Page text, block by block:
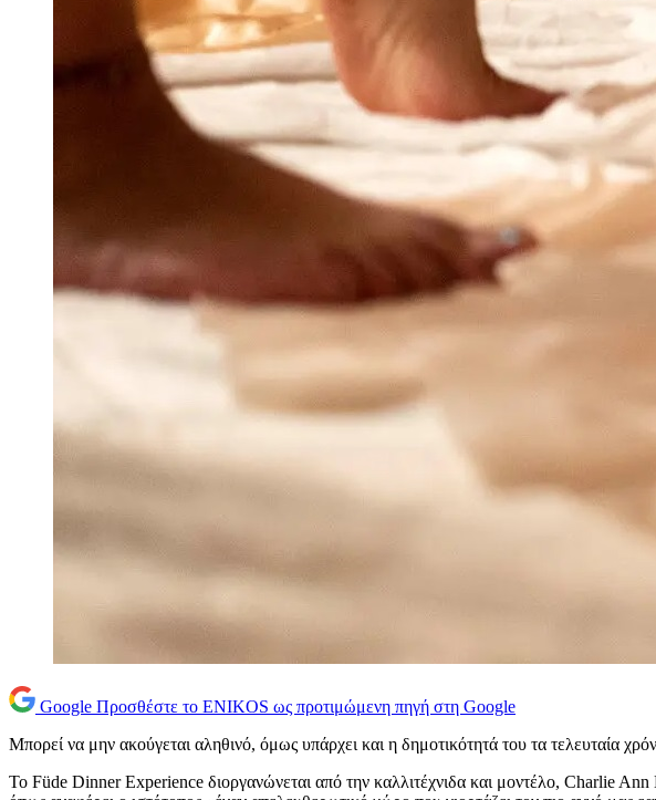
Google Προσθέστε το ENIKOS ως προτιμώμενη πηγή στη Google
Μπορεί να μην ακούγεται αληθινό, όμως υπάρχει και η δημοτικότητά του τα τελευταία
Το Füde Dinner Experience διοργανώνεται από την καλλιτέχνιδα και μοντέλο, Charlie Ann